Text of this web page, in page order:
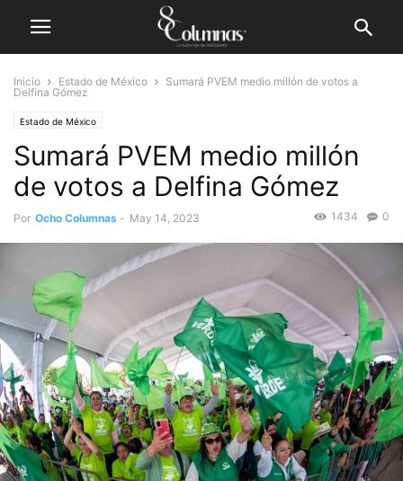
Inicio Estado de México
Sumará PVEM medio millón de votos a
Delfina Gómez
Estado de México
Sumará PVEM medio millón
de votos a Delfina Gómez
Por Ocho Columnas - May 14, 2023 0
1434